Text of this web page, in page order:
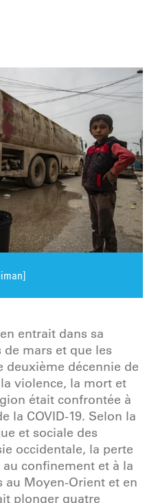
entrait dans sa
mars et que les
deuxième décennie de
violence, la mort et
était confrontée à
la COVID-19. Selon la
et sociale des
occidentale, la perte
confinement et à la
au Moyen-Orient et en
plonger quatre